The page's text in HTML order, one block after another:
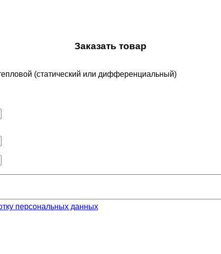
Заказать товар
(статический или дифференциальный)
персональных данных